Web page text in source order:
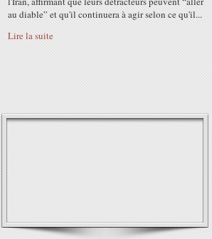
au diable” et qu'il continuera à agir selon ce qu'il...
Lire la suite